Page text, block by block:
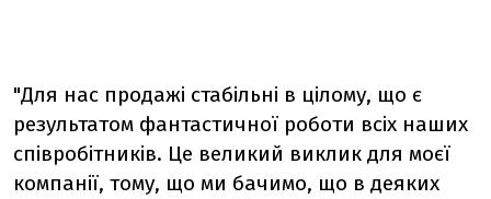
"Для нас продажі стабільні в цілому, що є
результатом фантастичної роботи всіх наших
співробітників. Це великий виклик для моєї
компанії, тому, що ми бачимо, що в деяких